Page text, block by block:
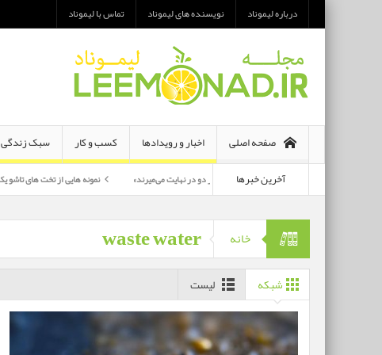
درباره لیموناد نویسنده های لیموناد تماس با لیموناد
صفحه اصلی اخبار و رویدادها کسب و کار سبک زندگی
آخرین خبرها
معرفی رمان «هر دو در نهایت می‌میرند» نمونه هایی از تخت های تاشو یک نفره و دو نفره
خانه waste water
شبکه لیست